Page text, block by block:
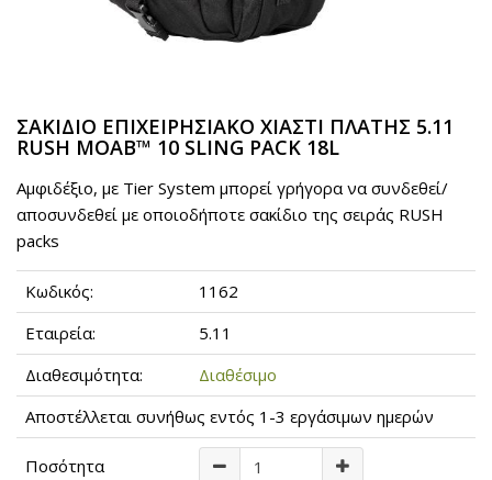
ΣΑΚΙΔΙΟ ΕΠΙΧΕΙΡΗΣΙΑΚΟ ΧΙΑΣΤΙ ΠΛΑΤΗΣ 5.11
RUSH MOAB™ 10 SLING PACK 18L
Αμφιδέξιο, με Tier System μπορεί γρήγορα να συνδεθεί/
αποσυνδεθεί με οποιοδήποτε σακίδιο της σειράς RUSH
packs
Κωδικός:
1162
Εταιρεία:
5.11
Διαθεσιμότητα:
Διαθέσιμο
Αποστέλλεται συνήθως εντός 1-3 εργάσιμων ημερών
Ποσότητα